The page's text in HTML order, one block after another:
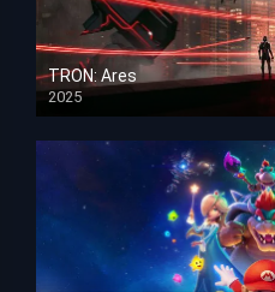
TRON: Ares
2025
HD 1080p